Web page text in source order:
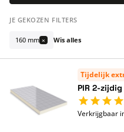
JE GEKOZEN FILTERS
160 mm × Wis alles
Tijdelijk
PIR 2-
Verkrijgbaar